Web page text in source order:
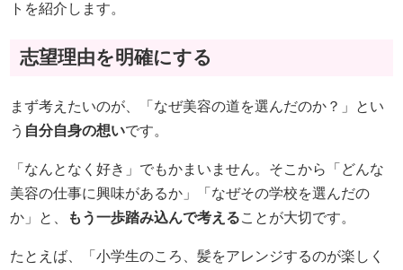
トを紹介します。
志望理由を明確にする
まず考えたいのが、「なぜ美容の道を選んだのか？」とい
う 自分自身の想いです。
「なんとなく好き」でもかまいません。そこから「どんな
美容の仕事に興味があるか」「なぜその学校を選んだの
か」と、
もう一歩踏み込んで考えることが大切です。
たとえば、「小学生のころ、髪をアレンジするのが楽しく